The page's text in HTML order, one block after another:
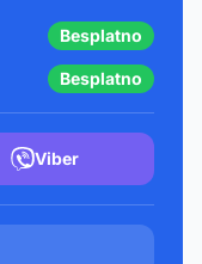
Besplatno
Besplatno
Viber